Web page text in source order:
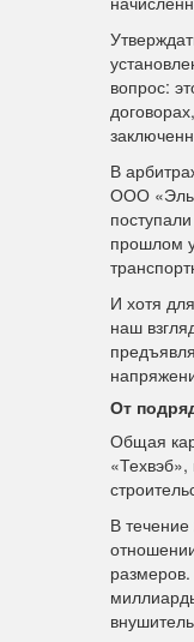
вопрос:
В
ООО
прошлом
И хотя
наш
От
Общая
В